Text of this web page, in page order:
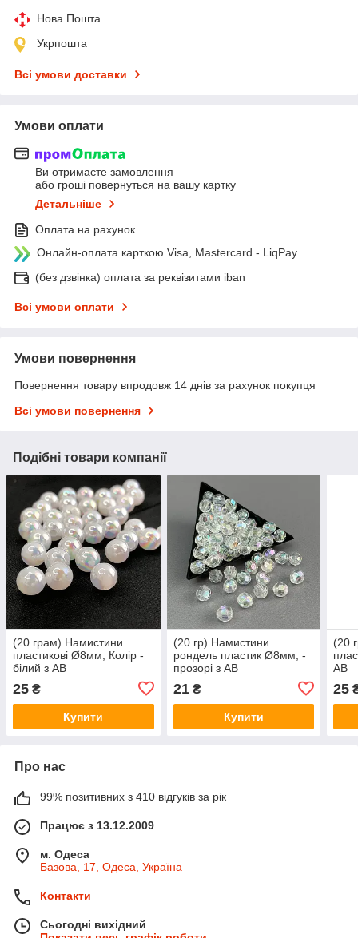
Нова Пошта
Укрпошта
Всі умови доставки
Умови оплати
Ви отримаєте замовлення
або гроші повернуться на вашу картку
Детальніше
Оплата на рахунок
Онлайн-оплата карткою Visa, Mastercard - LiqPay
(без дзвінка) оплата за реквізитами iban
Всі умови оплати
Умови повернення
Повернення товару впродовж 14 днів за рахунок покупця
Всі умови повернення
Подібні товари компанії
(20 грам) Намистини
пластикові Ø8мм, Колір -
білий з АВ
25 ₴
Купити
(20 гр) Намистини
рондель пластик Ø8мм, -
прозорі з АВ
21₴
Купити
(20
АВ
25
Про нас
99% позитивних з 410 відгуків за рік
Працює з 13.12.2009
м. Одеса
Базова, 17, Одеса, Україна
Контакти
Сьогодні вихідний